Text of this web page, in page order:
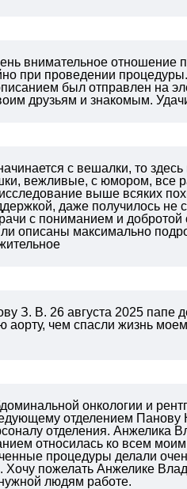
внимательное отношение
при проведении
был отправлен на
друзьям и знакомым.
с вешалки, то здесь
вежливые, с юмором, все
выше всяких
даже получилось не
с пониманием и добротой
описаны максимально
З. В. 26 августа 2025 папе
аорту, чем спасли жизнь
онкологии и
отделением
отделения. Анжелика
относилась ко всем
процедуры делали
Хочу пожелать Анжелике
людям работе.